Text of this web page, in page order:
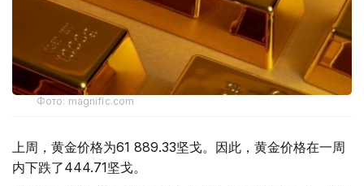
Фото: magnific.com
上周，黄金价格为61 889.33坚戈。因此，黄金价格在一周
内下跌了444.71坚戈。